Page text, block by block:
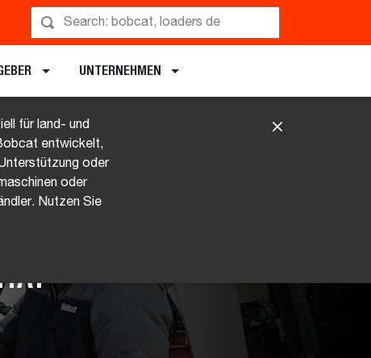
UNTERNEHMEN
für land- und
entwickelt,
oder
oder
Nutzen Sie